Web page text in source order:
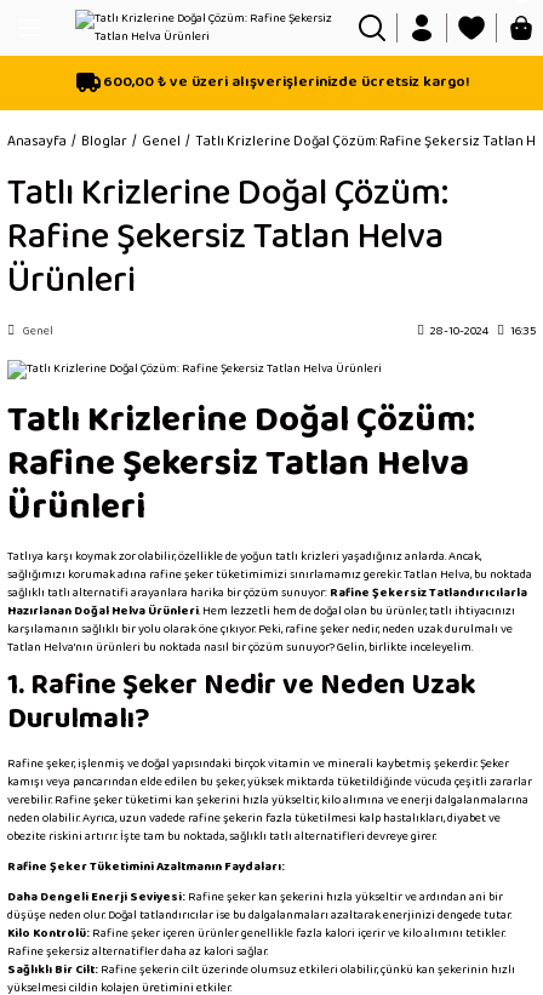
Geri Dön
Helva
Geri Dön
Geri Dön
600,00 ₺ ve üzeri alışverişlerinizde ücretsiz kargo!
Anasayfa Bloglar Genel Tatlı Krizlerine Doğal Çözüm: Rafine Şekersiz Tatlan
Tatlı Krizlerine Doğal Çözüm:
Rafine Şekersiz Tatlan Helva
Ürünleri
Genel 28-10-2024 16:35
Tatlı Krizlerine Doğal Çözüm:
Rafine Şekersiz Tatlan Helva
Ürünleri
Tatlıya karşı koymak zor olabilir, özellikle de yoğun tatlı krizleri yaşadığınız anlarda. Ancak,
sağlığımızı korumak adına rafine şeker tüketimimizi sınırlamamız gerekir. Tatlan Helva, bu noktada
sağlıklı tatlı alternatifi arayanlara harika bir çözüm sunuyor:Rafine Şekersiz Tatlandırıcılarla
Hazırlanan Doğal Helva Ürünleri. Hem lezzetli hem de doğal olan bu ürünler, tatlı ihtiyacınızı
karşılamanın sağlıklı bir yolu olarak öne çıkıyor. Peki, rafine şeker nedir, neden uzak durulmalı ve
Tatlan Helva'nın ürünleri bu noktada nasıl bir çözüm sunuyor? Gelin, birlikte inceleyelim.
1. Rafine Şeker Nedir ve Neden Uzak
Durulmalı?
Rafine şeker, işlenmiş ve doğal yapısındaki birçok vitamin ve minerali kaybetmiş şekerdir. Şeker
kamışı veya pancarından elde edilen bu şeker, yüksek miktarda tüketildiğinde vücuda çeşitli zararlar
verebilir. Rafine şeker tüketimi kan şekerini hızla yükseltir, kilo alımına ve enerji dalgalanmalarına
neden olabilir. Ayrıca, uzun vadede rafine şekerin fazla tüketilmesi kalp hastalıkları, diyabet ve
obezite riskini artırır. İşte tam bu noktada, sağlıklı tatlı alternatifleri devreye girer.
Rafine Şeker Tüketimini Azaltmanın Faydaları:
Daha Dengeli Enerji Seviyesi:Rafine şeker kan şekerini hızla yükseltir ve ardından ani bir
düşüşe neden olur. Doğal tatlandırıcılar ise bu dalgalanmaları azaltarak enerjinizi dengede tutar.
Kilo Kontrolü:Rafine şeker içeren ürünler genellikle fazla kalori içerir ve kilo alımını tetikler.
Rafine şekersiz alternatifler daha az kalori sağlar.
Sağlıklı Bir Cilt:Rafine şekerin cilt üzerinde olumsuz etkileri olabilir, çünkü kan şekerinin hızlı
yükselmesi cildin kolajen üretimini etkiler.